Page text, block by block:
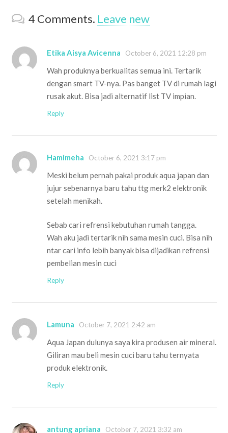
4 Comments. Leave new
Etika Aisya Avicenna October 6, 2021 12:28 pm
Wah produknya berkualitas semua ini. Tertarik
dengan smart TV-nya. Pas banget TV di rumah lagi
rusak akut. Bisa jadi alternatif list TV impian.
Reply
Hamimeha October 6, 2021 3:17 pm
Meski belum pernah pakai produk aqua japan dan
jujur sebenarnya baru tahu ttg merk2 elektronik
setelah menikah.
Sebab cari refrensi kebutuhan rumah tangga.
Wah aku jadi tertarik nih sama mesin cuci. Bisa nih
ntar cari info lebih banyak bisa dijadikan refrensi
pembelian mesin cuci
Reply
Lamuna October 7, 2021 2:42 am
Aqua Japan dulunya saya kira produsen air mineral.
Giliran mau beli mesin cuci baru tahu ternyata
produk elektronik.
Reply
antung apriana October 7, 2021 3:32 am